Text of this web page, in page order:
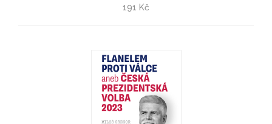
Marek Rybář, Michal Pink, Otto Eibl, Milan Podmaník
Dobývání státní správy
191 Kč